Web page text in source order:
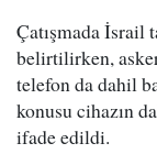
Çatışmada İsrail
belirtilirken,
telefon da dahil
konusu cihazın
ifade edildi.